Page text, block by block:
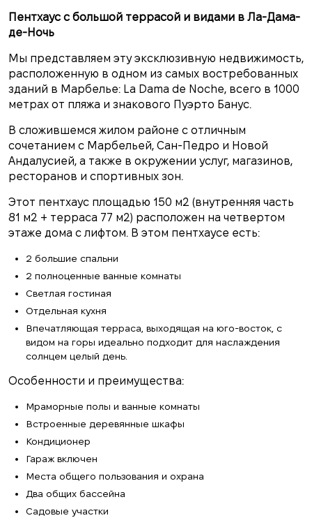
Пентхаус с большой террасой и видами в Ла-Дама-
де-Ночь
Мы представляем эту эксклюзивную недвижимость,
расположенную в одном из самых востребованных
зданий в Марбелье: La Dama de Noche, всего в 1000
метрах от пляжа и знакового Пуэрто Банус.
В сложившемся жилом районе с отличным
сочетанием с Марбельей, Сан-Педро и Новой
Андалусией, а также в окружении услуг, магазинов,
ресторанов и спортивных зон.
Этот пентхаус площадью 150 м2 (внутренняя часть
81 м2 + терраса 77 м2) расположен на четвертом
этаже дома с лифтом. В этом пентхаусе есть:
2 большие спальни
2 полноценные ванные комнаты
Светлая гостиная
Отдельная кухня
Впечатляющая терраса, выходящая на юго-восток, с
видом на горы идеально подходит для наслаждения
солнцем целый день.
Особенности и преимущества:
Мраморные полы и ванные комнаты
Встроенные деревянные шкафы
Кондиционер
Гараж включен
Места общего пользования и охрана
Два общих бассейна
Садовые участки